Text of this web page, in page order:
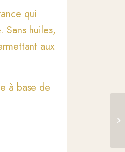
qui
Sans huiles,
aux
à base de